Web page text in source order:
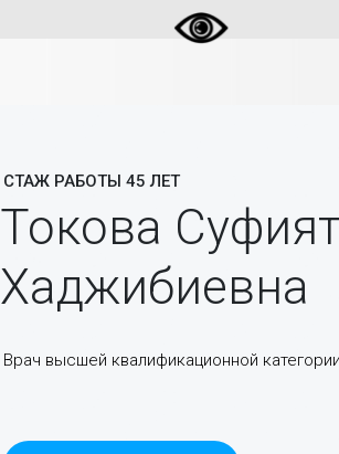
СТАЖ РАБОТЫ 45 ЛЕТ
Токова
Хаджибиевна
Врач высшей квалификационной